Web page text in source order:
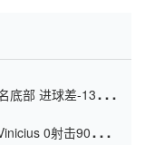
底部 进球差-13令人
0射击90分钟